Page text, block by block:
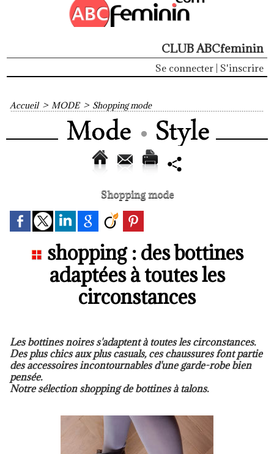
CLUB ABCfeminin
Se connecter S'inscrire
Accueil > MODE > Shopping mode
Shopping mode
shopping : des bottines
adaptées à toutes les
circonstances
Les bottines noires s'adaptent à toutes les circonstances.
Des plus chics aux plus casuals, ces chaussures font partie
des accessoires incontournables d'une garde-robe bien
pensée.
Notre sélection shopping de bottines à talons.